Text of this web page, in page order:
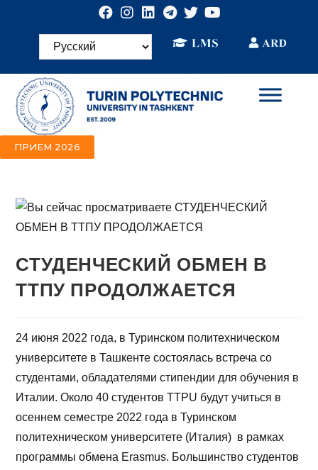
ПРИЕМ 2026
СТУДЕНЧЕСКИЙ ОБМЕН В
ТТПУ ПРОДОЛЖАЕТСЯ
24 июня 2022 года, в Туринском политехническом
университете в Ташкенте состоялась встреча со
студентами, обладателями стипендии для обучения в
Италии. Около 40 студентов TTPU будут учиться в
осеннем семестре 2022 года в Туринском
политехническом университете (Италия) в рамках
программы обмена Erasmus. Большинство студентов